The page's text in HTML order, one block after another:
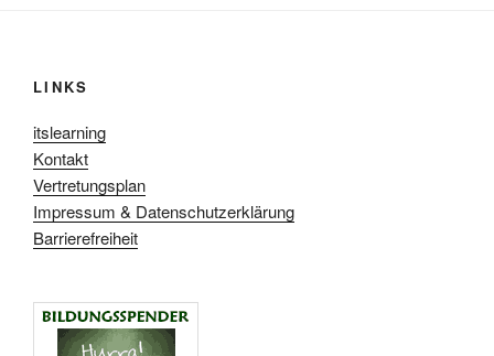
LINKS
itslearning
Kontakt
Vertretungsplan
Impressum & Datenschutzerklärung
Barrierefreiheit